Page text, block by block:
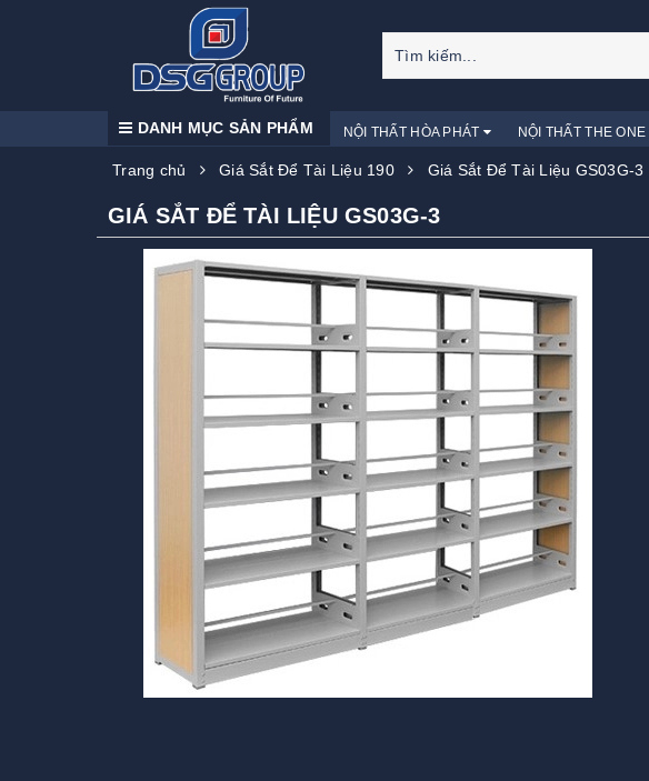
DANH MỤC SẢN PHẨM NỘI THẤT HÒA PHÁT NỘI THẤT THE ONE
Trang chủ Giá Sắt Để Tài Liệu 190 Giá Sắt Để Tài Liệu GS03G-3
GIÁ SẮT ĐỂ TÀI LIỆU GS03G-3